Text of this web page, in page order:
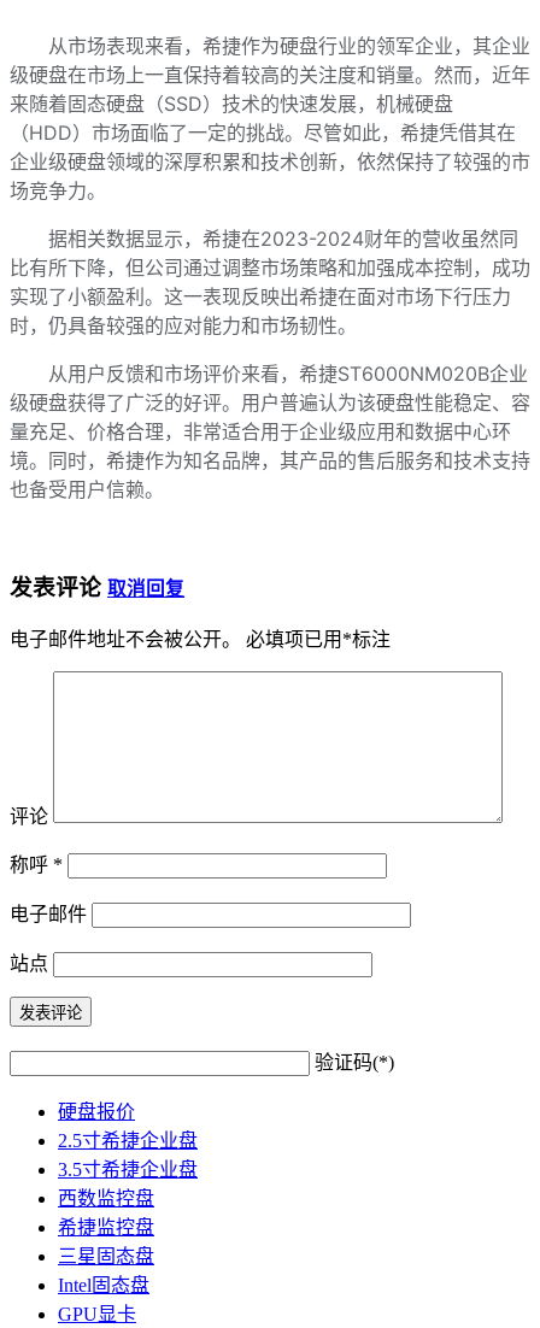
从市场表现来看，希捷作为硬盘行业的领军企业，其企业
级硬盘在市场上一直保持着较高的关注度和销量。然而，近年
来随着固态硬盘（SSD）技术的快速发展，机械硬盘
（HDD）市场面临了一定的挑战。尽管如此，希捷凭借其在
企业级硬盘领域的深厚积累和技术创新，依然保持了较强的市
场竞争力。
据相关数据显示，希捷在2023-2024财年的营收虽然同
比有所下降，但公司通过调整市场策略和加强成本控制，成功
实现了小额盈利。这一表现反映出希捷在面对市场下行压力
时，仍具备较强的应对能力和市场韧性。
从用户反馈和市场评价来看，希捷ST6000NM020B企业
级硬盘获得了广泛的好评。用户普遍认为该硬盘性能稳定、容
量充足、价格合理，非常适合用于企业级应用和数据中心环
境。同时，希捷作为知名品牌，其产品的售后服务和技术支持
也备受用户信赖。
发表评论 取消回复
电子邮件地址不会被公开。 必填项已用 *标注
评论
称呼 *
电子邮件
站点
验证码(*)
硬盘报价
2.5寸希捷企业盘
3.5寸希捷企业盘
西数监控盘
希捷监控盘
三星固态盘
Intel固态盘
GPU显卡